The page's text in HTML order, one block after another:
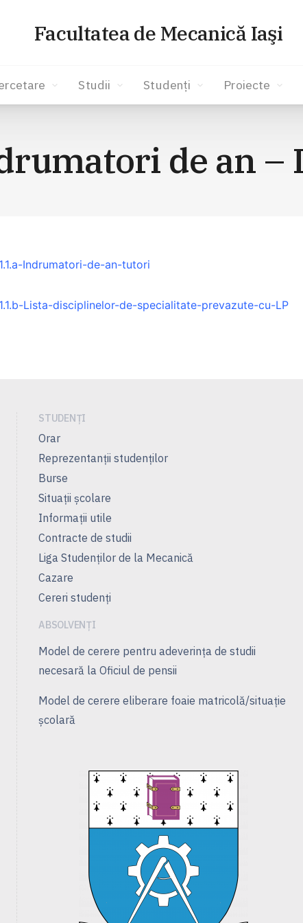
Facultatea de Mecanică Iaşi
Studii Studenți Proiecte
de an –
Indrumatori-de-an-tutori
Lista-disciplinelor-de-specialitate-prevazute-cu-LP
STUDENȚI
Orar
Reprezentanţii studenţilor
Burse
Situații școlare
Informații utile
Contracte de studii
Liga Studenţilor de la Mecanică
Cazare
Cereri studenți
ABSOLVENȚI
Model de cerere pentru adeverința de studii
necesară la Oficiul de pensii
Model de cerere eliberare foaie matricolă/situație
școlară